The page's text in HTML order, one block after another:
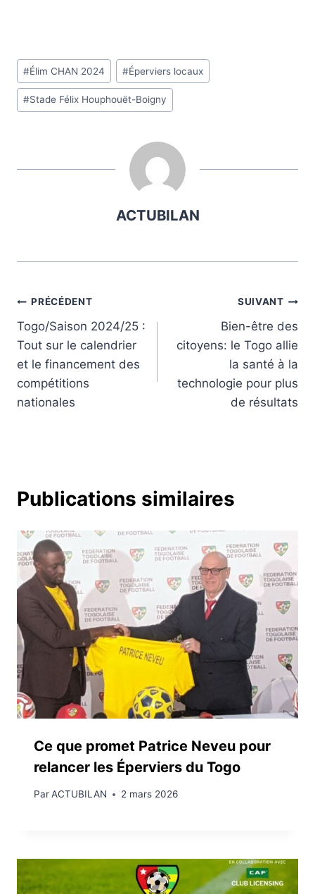
Étiquettes
de
la
#Élim CHAN 2024 #Éperviers locaux
#Stade Félix Houphouët-Boigny
ACTUBILAN
Navigation
de
l’article
PRÉCÉDENT
Togo/Saison 2024/25 :
Tout sur le calendrier
et le financement des
compétitions
nationales
SUIVANT
Bien-être des
citoyens: le Togo allie
la santé à la
technologie pour plus
de résultats
Publications similaires
Ce que promet Patrice Neveu pour
relancer les Éperviers du Togo
ParACTUBILAN 2 mars 2026